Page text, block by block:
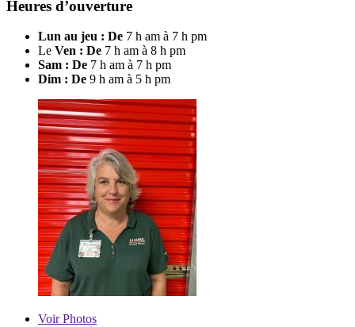
Heures d’ouverture
Lun au jeu : De 7 h am à 7 h pm
Le Ven : De 7 h am à 8 h pm
Sam : De 7 h am à 7 h pm
Dim : De 9 h am à 5 h pm
VoirPhotos